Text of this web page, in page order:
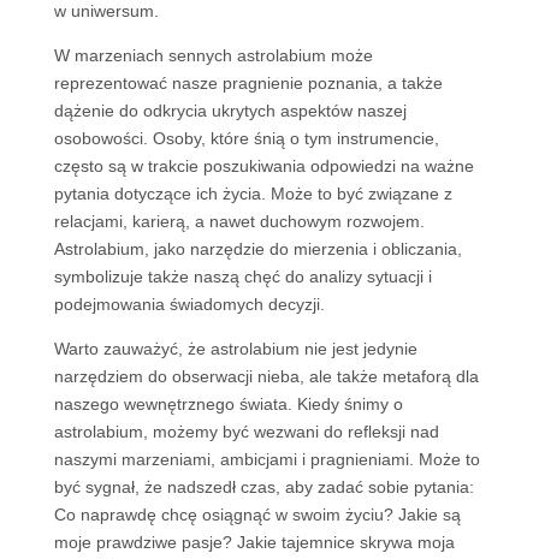
w uniwersum.
W marzeniach sennych astrolabium może
reprezentować nasze pragnienie poznania, a także
dążenie do odkrycia ukrytych aspektów naszej
osobowości. Osoby, które śnią o tym instrumencie,
często są w trakcie poszukiwania odpowiedzi na ważne
pytania dotyczące ich życia. Może to być związane z
relacjami, karierą, a nawet duchowym rozwojem.
Astrolabium, jako narzędzie do mierzenia i obliczania,
symbolizuje także naszą chęć do analizy sytuacji i
podejmowania świadomych decyzji.
Warto zauważyć, że astrolabium nie jest jedynie
narzędziem do obserwacji nieba, ale także metaforą dla
naszego wewnętrznego świata. Kiedy śnimy o
astrolabium, możemy być wezwani do refleksji nad
naszymi marzeniami, ambicjami i pragnieniami. Może to
być sygnał, że nadszedł czas, aby zadać sobie pytania:
Co naprawdę chcę osiągnąć w swoim życiu? Jakie są
moje prawdziwe pasje? Jakie tajemnice skrywa moja